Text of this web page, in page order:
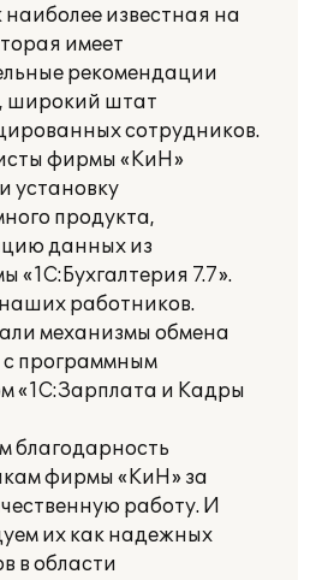
известная на
имеет
рекомендации
широкий штат
сотрудников.
фирмы «КиН»
установку
продукта,
данных из
«1С:Бухгалтерия 7.7».
работников.
механизмы обмена
программным
«1С:Зарплата и Кадры
благодарность
фирмы «КиН» за
работу. И
их как надежных
в области